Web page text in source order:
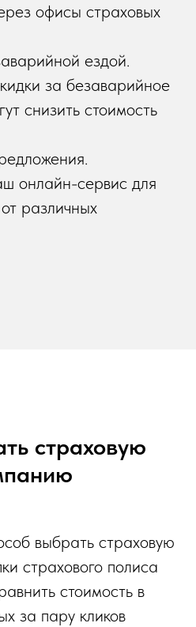
офисы страховых
ездой.
за безаварийное
снизить стоимость
онлайн-сервис для
различных
страховую
выбрать страховую
страхового полиса
стоимость в
за пару кликов